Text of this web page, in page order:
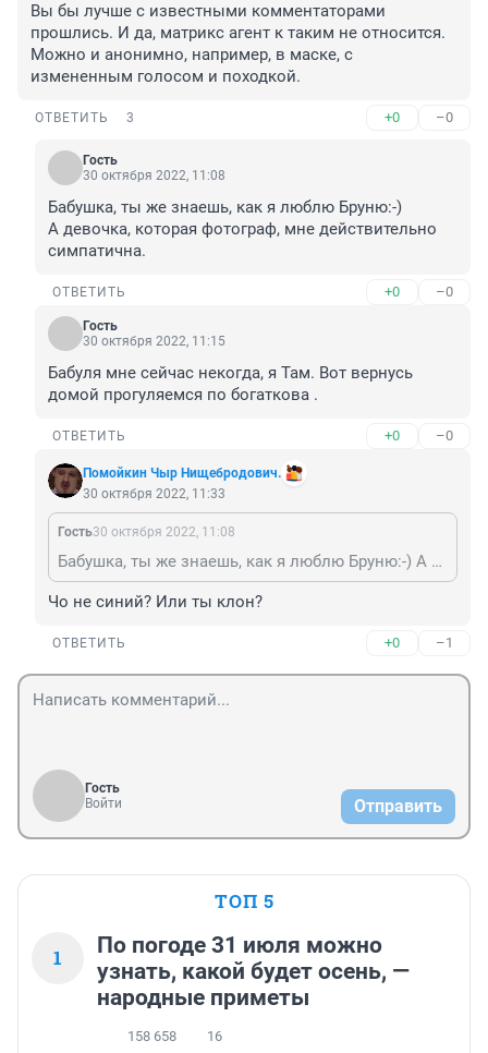
Вы бы лучше с известными комментаторами
прошлись. И да, матрикс агент к таким не относится.
Можно и анонимно, например, в маске, с
измененным голосом и походкой.
ОТВЕТИТЬ 3 +0 –0
Гость
30 октября 2022, 11:08
Бабушка, ты же знаешь, как я люблю Бруню:-)
А девочка, которая фотограф, мне действительно
симпатична.
ОТВЕТИТЬ +0 –0
Гость
30 октября 2022, 11:15
Бабуля мне сейчас некогда, я Там. Вот вернусь
домой прогуляемся по богаткова .
ОТВЕТИТЬ +0 –0
Помойкин Чыр Нищебродович.
30 октября 2022, 11:33
Гость30 октября 2022, 11:08
Бабушка, ты же знаешь, как я люблю Бруню:-) А девочка, которая фотограф, мне действительно симпатична.
Чо не синий? Или ты клон?
ОТВЕТИТЬ +0 –1
Гость
Войти
Отправить
ТОП 5
1
По погоде 31 июля можно
узнать, какой будет осень, —
народные приметы
158 658 16